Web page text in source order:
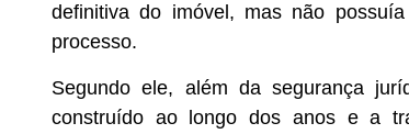
definitiva do imóvel, mas não
processo.
Segundo ele, além da segurança
construído ao longo dos anos e a